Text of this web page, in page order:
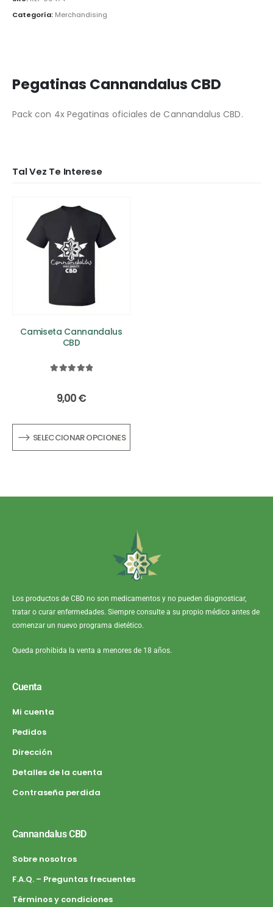
Categoría: Merchandising
Pegatinas Cannandalus CBD
Pack con 4x Pegatinas oficiales de Cannandalus CBD.
Tal Vez Te Interese
Camiseta Cannandalus
CBD
9,00€
SELECCIONAR OPCIONES
Los productos de CBD no son medicamentos y no pueden diagnosticar,
tratar o curar enfermedades. Siempre consulte a su propio médico antes de
comenzar un nuevo programa dietético.
Queda prohibida la venta a menores de 18 años.
Cuenta
Mi cuenta
Pedidos
Dirección
Detalles de la cuenta
Contraseña perdida
Cannandalus CBD
Sobre nosotros
F.A.Q. – Preguntas frecuentes
Términos y condiciones